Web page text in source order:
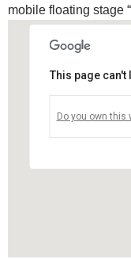
mobile floating stage
mobile floating
Voir Évènements
This page
Do you own this